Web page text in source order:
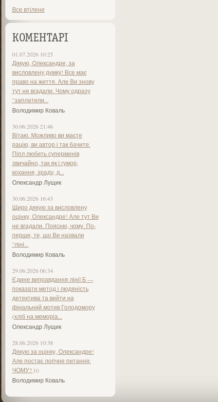
Все втілене
КОМЕНТАРІ
01.07.2026 10:25
Дякую, Олександре, за
висловлену думку! Все має
право на життя. Але Ви знову
тут не вгадали. Чому одразу
"заплатили...
Володимир Коваль
30.06.2026 21:46
Вітаю. Можливо ви маєте
рацію, ви автор і так бачите.
Піпл любить суперменів
звичайно, так як і гумор,
кохання, зраду, д...
Олександр Лущик
30.06.2026 16:43
Щиро дякую за висловлену
оцінку, Олександре! Але тут Ви
не вгадали. Поясню, чому. По-
перше, те, що Ви назвали
"ліні...
Володимир Коваль
29.06.2026 06:34
Єдине виправдання лінії Б —
показати метод і людяність
детектива та вийти на
фінальний мотив Голодомору
(хліб на меморіа...
Олександр Лущик
28.06.2026 10:38
Дякую за оцінку, Олександре!
Але постає логічне питання:
ЧОМУ? )))
Володимир Коваль